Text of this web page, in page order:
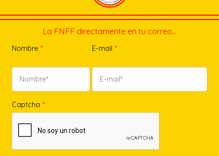
La FNFF directamente en tu correo…
Nombre * E-mail *
Captcha *